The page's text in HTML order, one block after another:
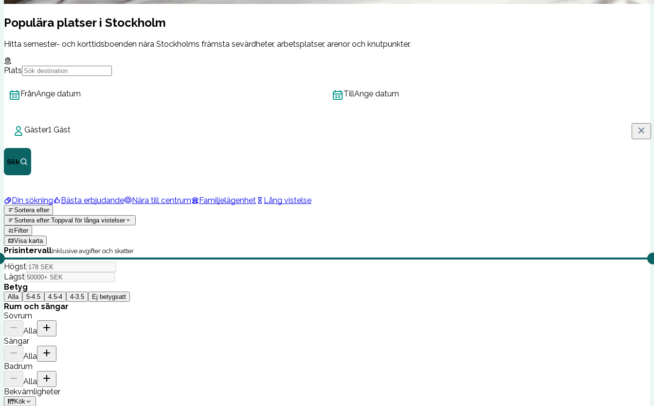
Populära platser i Stockholm
Hitta semester- och korttidsboenden nära Stockholms främsta sevärdheter, arbetsplatser, arenor och knutpunkter.
Plats
FrånAnge datum TillAnge datum
Gäster1 Gäst
Sök
Din sökning Bästa erbjudande Nära till centrum Familjelägenhet Lång vistelse
Sortera efter
Sortera efter:Toppval för långa vistelser
Filter
Visa karta
PrisintervallInklusive avgifter och skatter
Högst
Lägst
Betyg
Alla 5-4.5 4.5-4 4-3.5 Ej betygsatt
Rum och sängar
Sovrum
Alla
Sängar
Alla
Badrum
Alla
Bekvämligheter
Kök